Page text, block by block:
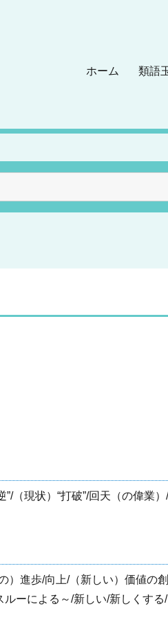
ホーム 類語
（現状）“打破”/回天（の偉業）/
）進歩/向上/（新しい）価値の
ルーによる～/新しい/新しくす